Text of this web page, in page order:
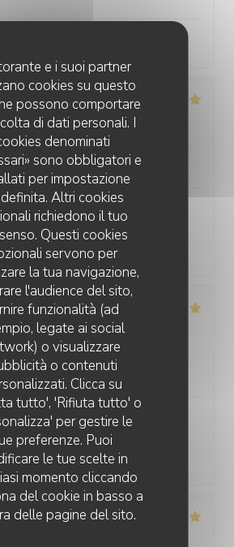
e i suoi partner
cookies su questo
possono comportare
di dati personali. I
denominati
sono obbligatori e
per impostazione
Altri cookies
richiedono il tuo
Questi cookies
servono per
la tua navigazione,
l'audience del sito,
funzionalità (ad
legate ai social
o visualizzare
o contenuti
Clicca su
tutto', 'Rifiuta tutto' o
per gestire le
preferenze. Puoi
le tue scelte in
momento cliccando
del cookie in basso a
delle pagine del sito.
moment. Merci.
- Ospiti 4
: 4/5 Cucina:4/5
familiale goûteuse et
intimiste pour une soirée très
- Ospiti 2
: 5 /5 Cucina:5/5 Qualità / Prezzo
au top et couscous
fait que nous avons passé un
DE SIDI BOU SAÏD